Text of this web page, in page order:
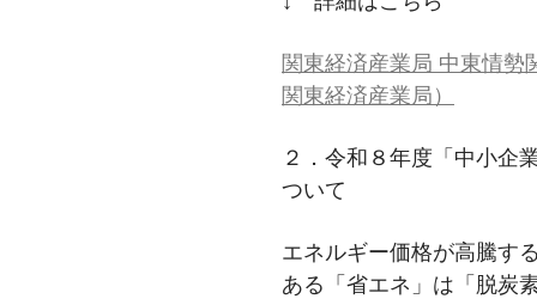
関東経済産業局 中東情勢
関東経済産業局）
２．令和８年度「中小企
ついて
エネルギー価格が高騰す
ある「省エネ」は「脱炭